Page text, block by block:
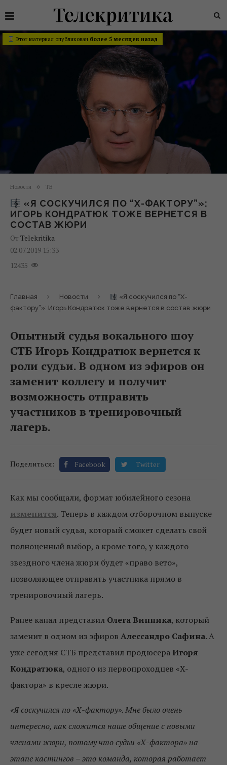
Этот материал опубликован более 5 месяцев назад
Новости ТВ
«Я СОСКУЧИЛСЯ ПО “Х-ФАКТОРУ”»:
ИГОРЬ КОНДРАТЮК ТОЖЕ ВЕРНЕТСЯ В
СОСТАВ ЖЮРИ
От Telekritika
02.07.2019 15:33
12435
Главная Новости
«Я соскучился по “Х-
фактору”»: Игорь Кондратюк тоже вернется в состав жюри
Опытный судья вокального шоу
СТБ Игорь Кондратюк вернется к
роли судьи. В одном из эфиров он
заменит коллегу и получит
возможность отправить
участников в тренировочный
лагерь.
Поделиться: Facebook Twitter
Как мы сообщали, формат юбилейного сезона
изменится. Теперь в каждом отборочном выпуске
будет новый судья, который сможет сделать свой
полноценный выбор, а кроме того, у каждого
звездного члена жюри будет «право вето»,
позволяющее отправить участника прямо в
тренировочный лагерь.
Ранее канал представил Олега Винника, который
заменит в одном из эфиров Алессандро Сафина. А
уже сегодня СТБ представил продюсера Игоря
Кондратюка, одного из первопроходцев «X-
фактора» в кресле жюри.
«Я соскучился по «Х-фактору». Мне было очень
интересно, как сложится наше общение с новыми
членами жюри, потому что судьи «Х-фактора» на
этапе кастингов – это команда, которая работает